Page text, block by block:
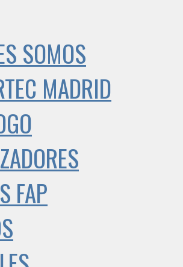
SOMOS
MADRID
FAP